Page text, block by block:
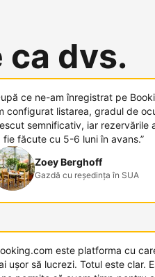
ca dvs.
ce ne-am înregistrat pe
configurat listarea, gradul de
semnificativ, iar rezervările
fie făcute cu 5-6 luni în avans.”
Zoey Berghoff
Gazdă cu reședința în SUA
este platforma cu
ușor să lucrezi. Totul este clar.